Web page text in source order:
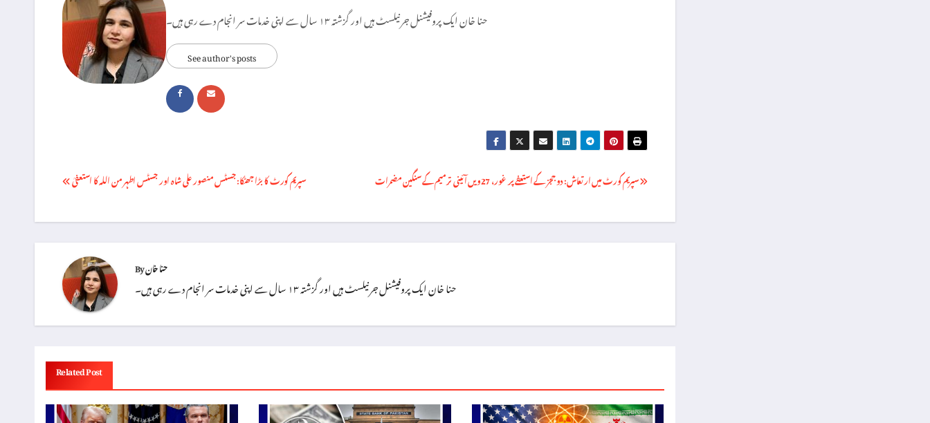
حنا خان ایک پروفیشنل جرنیلسٹ ہیں اور گزشتہ ۱۳ سال سے اپنی خدمات سر انجام دے رہی ہیں۔
See author's posts
Post
سپریم کورٹ میں ارتعاش: دو ججز کے استعفے پر غور، 27ویں آئینی ترمیم کے سنگین مضمرات سپریم کورٹ کا بڑا جھٹکا: جسٹس منصور علی شاہ اور جسٹس اطہر من اللہ کا استعفیٰ
Byحنا خان
حنا خان ایک پروفیشنل جرنیلسٹ ہیں اور گزشتہ ۱۳ سال سے اپنی خدمات سر انجام دے رہی ہیں۔
Related Post